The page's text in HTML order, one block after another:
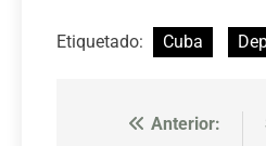
Etiquetado: Cuba
Navegación
Anterior: